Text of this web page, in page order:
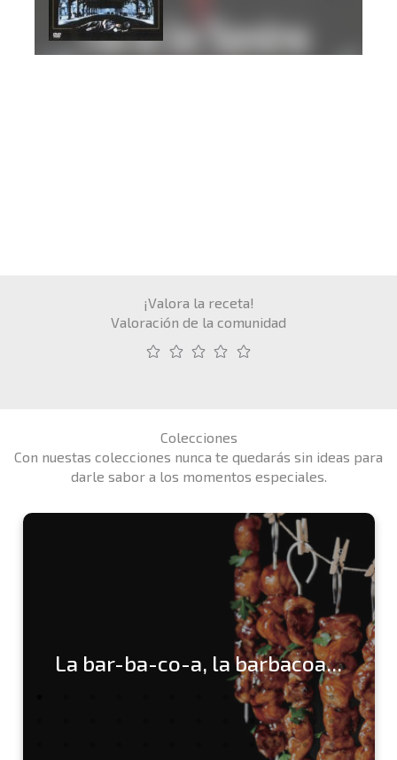
¡Valora la receta!
Valoración de la comunidad
Colecciones
Con nuestas colecciones nunca te quedarás sin ideas para
darle sabor a los momentos especiales.
La bar-ba-co-a, la barbacoa...